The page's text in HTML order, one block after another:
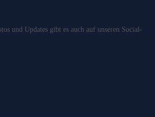
und Updates gibt es auch auf unseren Social-